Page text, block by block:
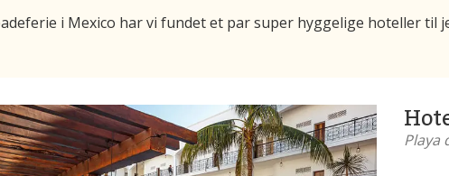
i Mexico har vi fundet et par super hyggelige hoteller
Playa